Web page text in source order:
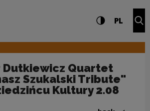
Poland
Settings and search
High contrast
PL
Dutkiewicz Quartet
Szukalski Tribute"
Kultury 2.08